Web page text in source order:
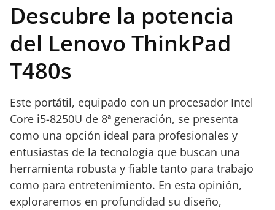
Descubre la potencia
del Lenovo ThinkPad
T480s
Este portátil, equipado con un procesador Intel
Core i5-8250U de 8ª generación, se presenta
como una opción ideal para profesionales y
entusiastas de la tecnología que buscan una
herramienta robusta y fiable tanto para trabajo
como para entretenimiento. En esta opinión,
exploraremos en profundidad su diseño,